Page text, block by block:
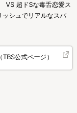
VS 超ドSな毒舌恋愛ス
シュでリアルなスパ
公式ページ）